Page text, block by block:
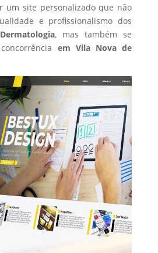
um site personalizado que não
e profissionalismo dos
Dermatologia, mas também se
em Vila Nova de